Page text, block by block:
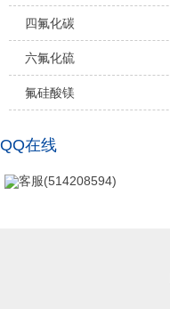
四氟化碳
六氟化硫
氟硅酸镁
QQ在线
客服(514208594)